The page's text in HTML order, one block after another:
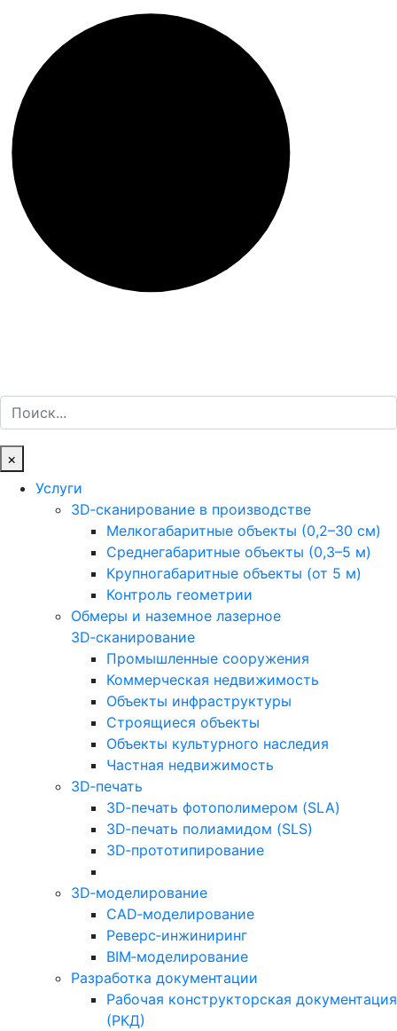
Поиск
×
Услуги
3D‑сканирование в производстве
Мелкогабаритные объекты (0,2–30 см)
Среднегабаритные объекты (0,3–5 м)
Крупногабаритные объекты (от 5 м)
Контроль геометрии
Обмеры и наземное лазерное
3D‑сканирование
Промышленные сооружения
Коммерческая недвижимость
Объекты инфраструктуры
Строящиеся объекты
Объекты культурного наследия
Частная недвижимость
3D‑печать
3D‑печать фотополимером (SLA)
3D‑печать полиамидом (SLS)
3D‑прототипирование
3D‑моделирование
CAD‑моделирование
Реверс‑инжиниринг
BIM‑моделирование
Разработка документации
Рабочая конструкторская документация
(РКД)